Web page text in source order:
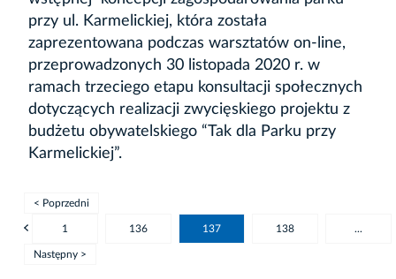
przy ul. Karmelickiej, która została
zaprezentowana podczas warsztatów on-line,
przeprowadzonych 30 listopada 2020 r. w
ramach trzeciego etapu konsultacji społecznych
dotyczących realizacji zwycięskiego projektu z
budżetu obywatelskiego “Tak dla Parku przy
Karmelickiej”.
< Poprzedni
1 136 137 138 ...
Następny >